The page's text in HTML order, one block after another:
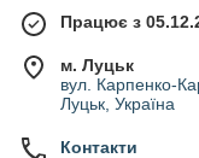
Працює з
м. Луцьк
вул. Карпенко-
Луцьк, Україна
Контакти